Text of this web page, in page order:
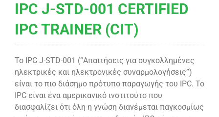
IPC J-STD-001 CERTIFIED
IPC TRAINER (CIT)
Το IPC J-STD-001 (“Απαιτήσεις για συγκολλημένες
ηλεκτρικές και ηλεκτρονικές συναρμολογήσεις”)
είναι το πιο διάσημο πρότυπο παραγωγής του IPC. Το
IPC είναι ένα αμερικανικό ινστιτούτο που
διασφαλίζει ότι όλη η γνώση διανέμεται παγκοσμίως